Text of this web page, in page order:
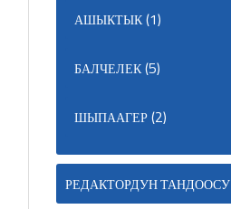
АШЫКТЫК(1)
БАЛЧЕЛЕК(5)
ШЫПААГЕР(2)
РЕДАКТОРДУН ТАНДООСУ